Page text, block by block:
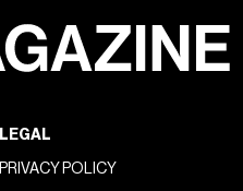
LEGAL
PRIVACY POLICY